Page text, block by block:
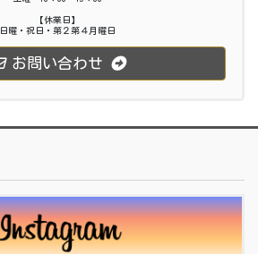
【休業日】
日曜・祝日・第２第４月曜日
お問い合わせ